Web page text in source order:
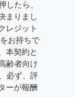
したら、
まりまし
レジット
お持ちで
本契約と
齢者向け
必ず、評
ーが報酬